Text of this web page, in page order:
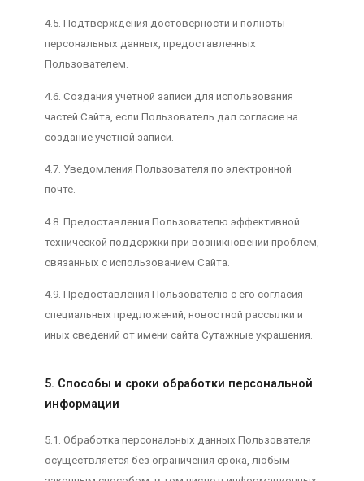
4.5. Подтверждения достоверности и полноты
персональных данных, предоставленных
Пользователем.
4.6. Создания учетной записи для использования
частей Сайта, если Пользователь дал согласие на
создание учетной записи.
4.7. Уведомления Пользователя по электронной
почте.
4.8. Предоставления Пользователю эффективной
технической поддержки при возникновении проблем,
связанных с использованием Сайта.
4.9. Предоставления Пользователю с его согласия
специальных предложений, новостной рассылки и
иных сведений от имени сайта Сутажные украшения.
5. Способы и сроки обработки персональной
информации
5.1. Обработка персональных данных Пользователя
осуществляется без ограничения срока, любым